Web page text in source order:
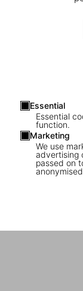
Essential
Essential
function.
Marketing
We use
advertising
passed on